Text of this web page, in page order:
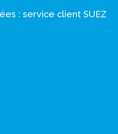
: service client SUEZ